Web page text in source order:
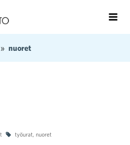
nuoret
työurat, nuoret